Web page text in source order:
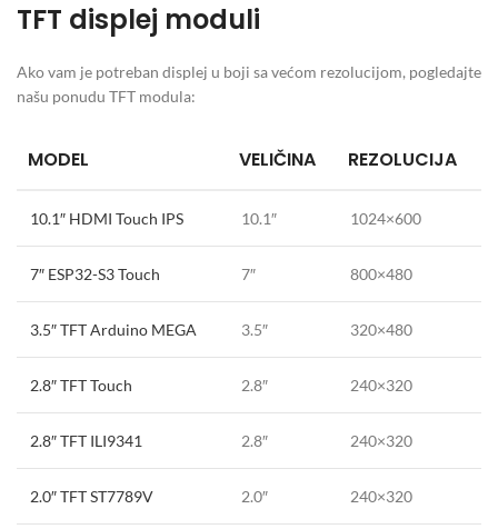
TFT displej moduli
Ako vam je potreban displej u boji sa većom rezolucijom, pogledajte
našu ponudu TFT modula:
MODEL VELIČINA REZOLUCIJA
10.1″ HDMI Touch IPS 10.1″ 1024×600
7″ ESP32-S3 Touch 7″ 800×480
3.5″ TFT Arduino MEGA 3.5″ 320×480
2.8″ TFT Touch 2.8″ 240×320
2.8″ TFT ILI9341 2.8″ 240×320
2.0″ TFT ST7789V 2.0″ 240×320